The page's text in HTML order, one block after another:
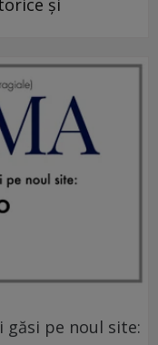
și
pe noul site: